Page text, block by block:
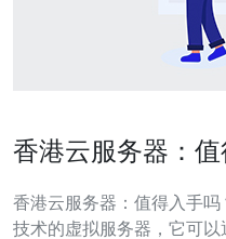
香港云服务器：值
香港云服务器：值得入手吗？ 云服务器是一种基于云
技术的虚拟服务器，它可